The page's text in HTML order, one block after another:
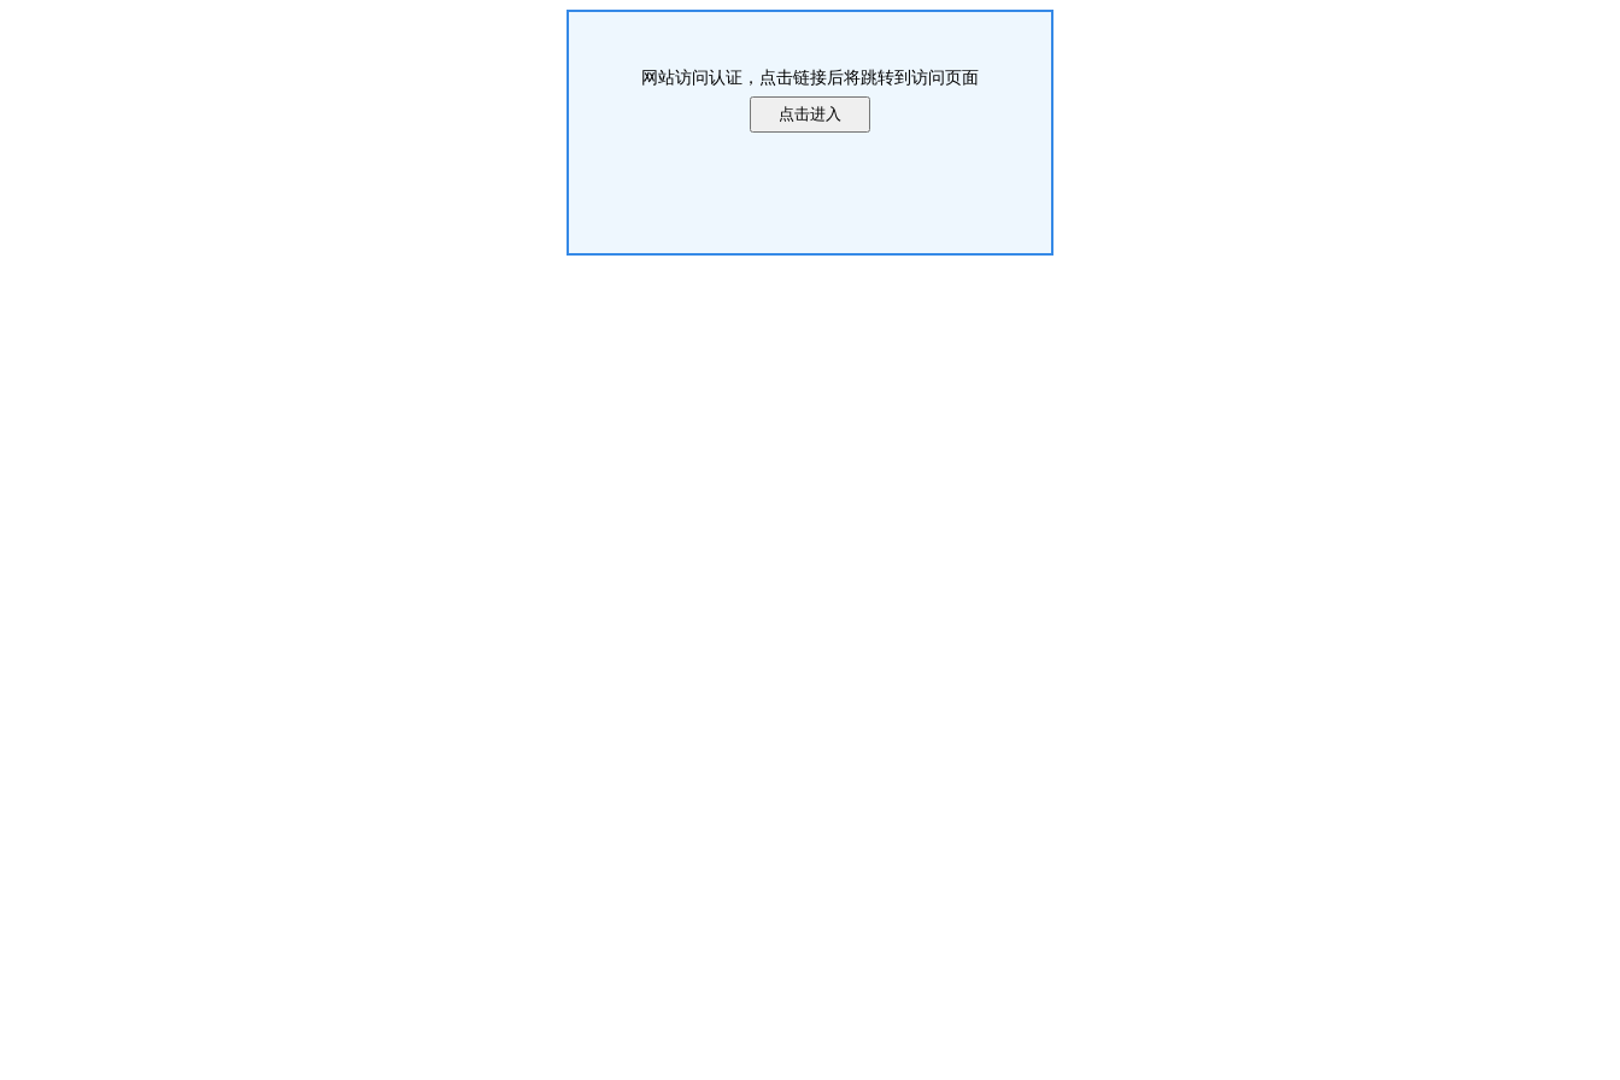
网站访问认证，点击链接后将跳转到访问页面